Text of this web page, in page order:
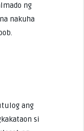
ng
nakuha
ang
si